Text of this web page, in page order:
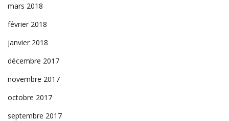
mars 2018
février 2018
janvier 2018
décembre 2017
novembre 2017
octobre 2017
septembre 2017